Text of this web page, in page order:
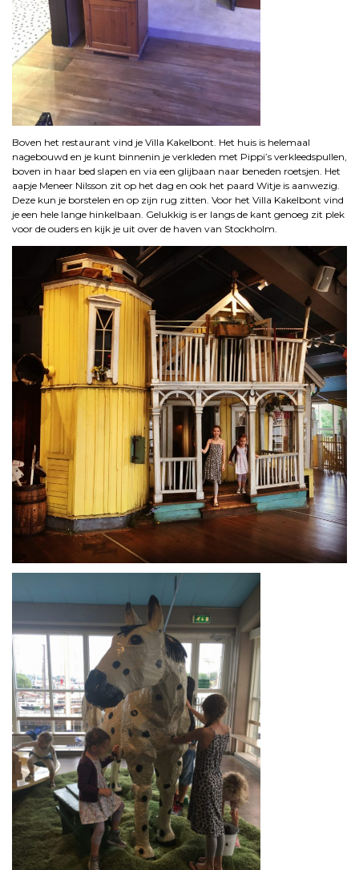
Boven het restaurant vind je Villa Kakelbont. Het huis is helemaal
nagebouwd en je kunt binnenin je verkleden met Pippi’s verkleedspullen,
boven in haar bed slapen en via een glijbaan naar beneden roetsjen. Het
aapje Meneer Nilsson zit op het dag en ook het paard Witje is aanwezig.
Deze kun je borstelen en op zijn rug zitten. Voor het Villa Kakelbont vind
je een hele lange hinkelbaan. Gelukkig is er langs de kant genoeg zit plek
voor de ouders en kijk je uit over de haven van Stockholm.